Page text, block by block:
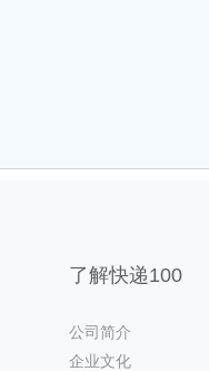
了解快递100
公司简介
企业文化